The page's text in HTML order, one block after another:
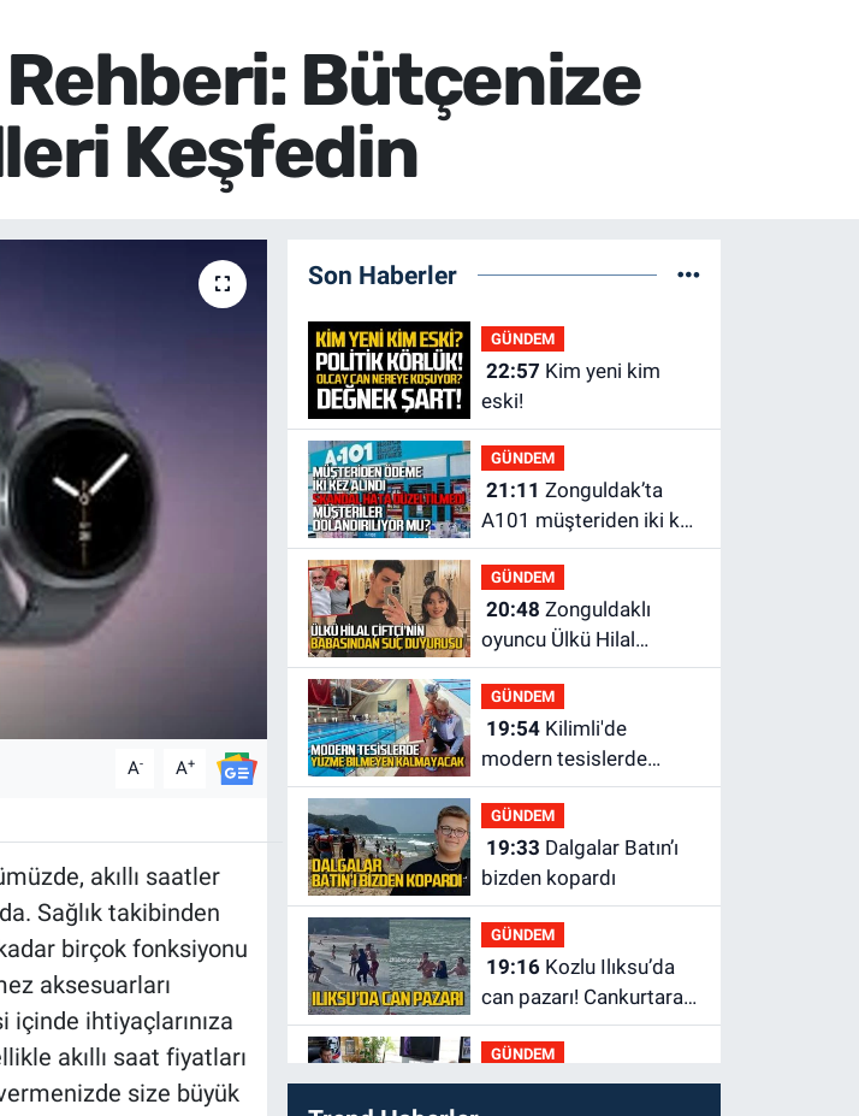
Rehberi: Bütçenize
Keşfedin
A- A+
akıllı saatler
Sağlık takibinden
birçok fonksiyonu
aksesuarları
içinde ihtiyaçlarınıza
akıllı saat fiyatları
size büyük
Son Haberler
GÜNDEM
22:57
eski!
GÜNDEM
21:11
A101 müşteriden iki kez
tahsilat yaptı geri
ödemiyor!
GÜNDEM
20:48
oyuncu Ülkü Hilal
Çiftçi'nin babasından
suç duyurusu
GÜNDEM
19:54Kilimli'de
modern tesislerde
yüzme bilmeyen genç
kalmayacak
GÜNDEM
19:33
bizden kopardı
GÜNDEM
19:16Kozlu Ilıksu’da
can pazarı! Cankurtaran
saniyelerle yarıştı
GÜNDEM
19:01Çaycumalılar